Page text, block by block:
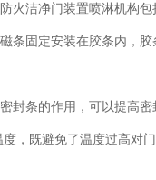
火洁净门装置喷淋机构
条固定安装在胶条内，
封条的作用，可以提高
，既避免了温度过高对